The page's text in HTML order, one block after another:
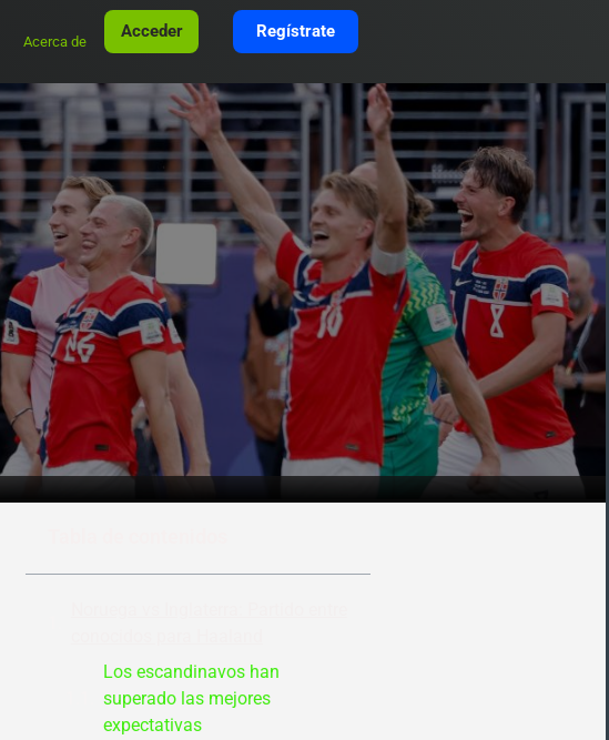
Acerca de
Acceder Regístrate
Los escandinavos han
superado las mejores
expectativas